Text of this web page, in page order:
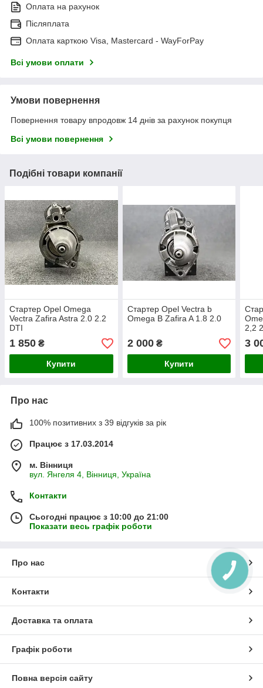
Оплата на рахунок
Післяплата
Оплата карткою Visa, Mastercard - WayForPay
Всі умови оплати
Умови повернення
Повернення товару впродовж 14 днів за рахунок покупця
Всі умови повернення
Подібні товари компанії
Стартер Opel Omega
Vectra Zafira Astra 2.0 2.2
DTI
1 850 ₴
Купити
Стартер Opel Vectra b
Omega B Zafira A 1.8 2.0
2 000₴
Купити
2,2
3
Про нас
100% позитивних з 39 відгуків за рік
Працює з 17.03.2014
м. Вінниця
вул. Янгеля 4, Вінниця, Україна
Контакти
Сьогодні працює з 10:00 до 21:00
Показати весь графік роботи
Про нас
Контакти
Доставка та оплата
Графік роботи
Повна версія сайту
КНОПКА
ЗВ'ЯЗКУ